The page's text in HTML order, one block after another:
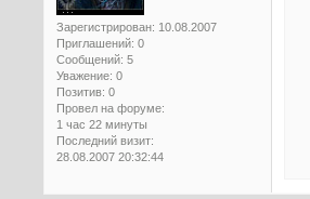
Зарегистрирован: 10.08.2007
Приглашений: 0
Сообщений: 5
Уважение: 0
Позитив: 0
Провел на форуме:
1 час 22 минуты
Последний визит:
28.08.2007 20:32:44